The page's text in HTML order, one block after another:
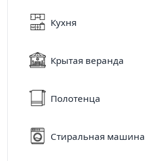
Кухня
Крытая веранда
Полотенца
Стиральная машина